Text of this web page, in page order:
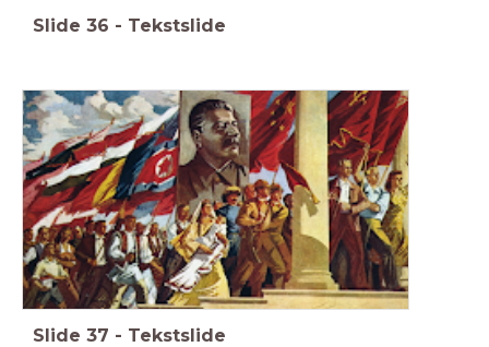
Slide 36 - Tekstslide
Slide 37 - Tekstslide